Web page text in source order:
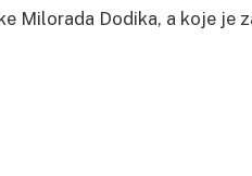
Milorada Dodika, a koje je